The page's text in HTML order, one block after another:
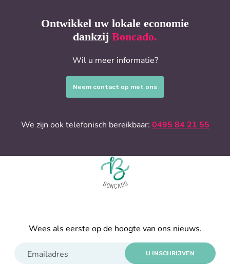
Ontwikkel uw lokale economie
dankzij Boncado.
Wil u meer informatie?
Neem contact op met ons
We zijn ook telefonisch bereikbaar: 0495 84 21 55
Wees als eerste op de hoogte van ons nieuws.
U INSCHRIJVEN